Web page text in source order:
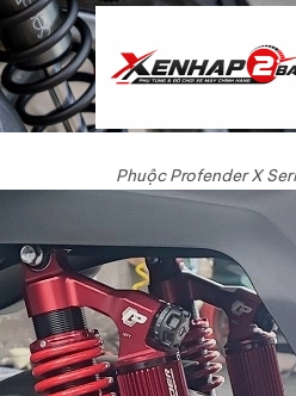
Phuộc Profender X